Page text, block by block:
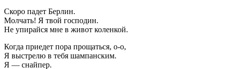
Скоро падет Берлин.
Молчать! Я твой господин.
Не упирайся мне в живот коленкой.
Когда приедет пора прощаться, о-о,
Я выстрелю в тебя шампанским.
Я — снайпер.